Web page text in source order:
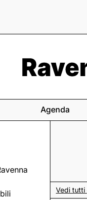
Agenda
Vedi tutti